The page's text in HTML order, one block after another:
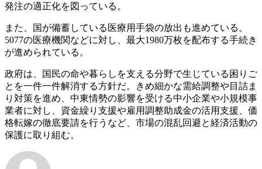
発注の適正化を図っている。
また、国が備蓄している医療用手袋の放出も進めている。
5077の医療機関などに対し、最大1980万枚を配布する手続き
が進められている。
政府は、国民の命や暮らしを支える分野で生じている困りご
とを一件一件解消する方針だ。きめ細かな需給調整や目詰ま
り対策を進め、中東情勢の影響を受ける中小企業や小規模事
業者に対し、資金繰り支援や雇用調整助成金の活用支援、価
格転嫁の徹底要請を行うなど、市場の混乱回避と経済活動の
保護に取り組む。